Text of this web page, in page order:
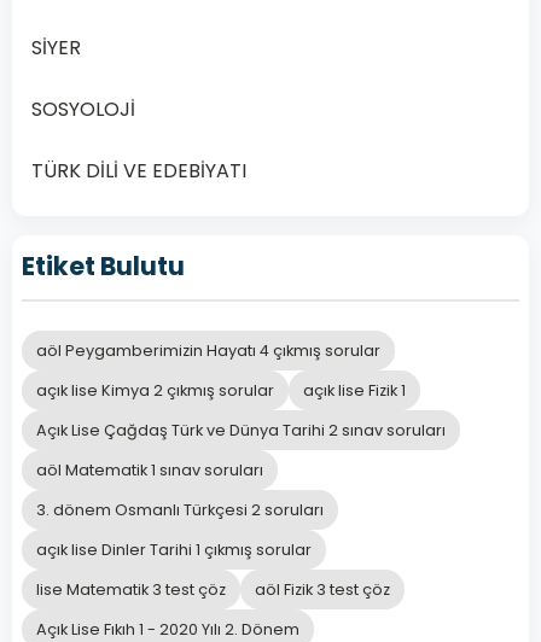
SİYER
SOSYOLOJİ
TÜRK DİLİ VE EDEBİYATI
Etiket Bulutu
aöl Peygamberimizin Hayatı 4 çıkmış sorular
açık lise Kimya 2 çıkmış sorular
açık lise Fizik 1
Açık Lise Çağdaş Türk ve Dünya Tarihi 2 sınav soruları
aöl Matematik 1 sınav soruları
3. dönem Osmanlı Türkçesi 2 soruları
açık lise Dinler Tarihi 1 çıkmış sorular
lise Matematik 3 test çöz
aöl Fizik 3 test çöz
Açık Lise Fıkıh 1 - 2020 Yılı 2. Dönem